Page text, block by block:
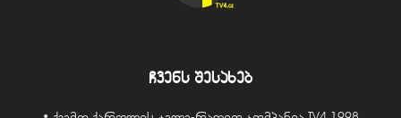
ჩვენს შესახებ